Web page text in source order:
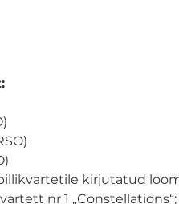
kirjutatud
nr 1